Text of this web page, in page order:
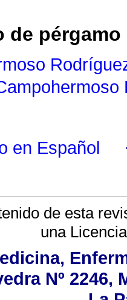
de
en Español
de esta
una
Nº 2246,